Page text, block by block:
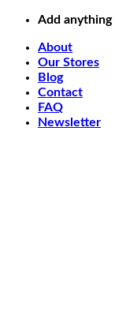
Chuyển
dung
Add
About
Our Stores
Blog
Contact
FAQ
Newsletter